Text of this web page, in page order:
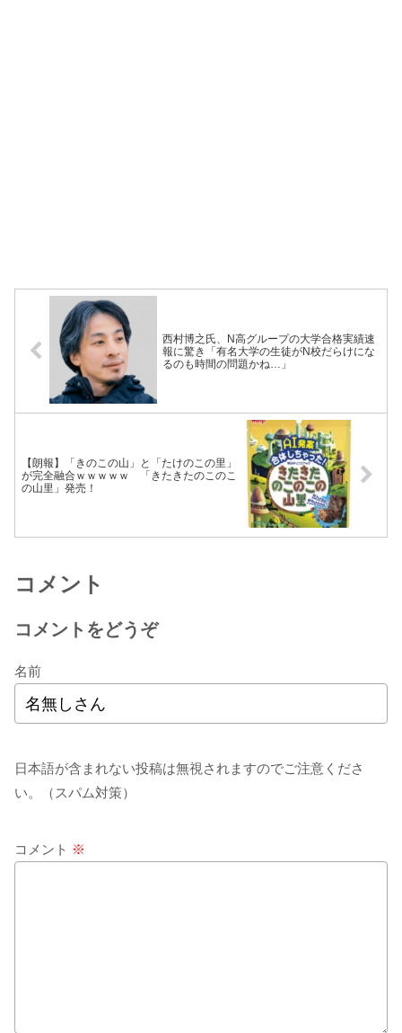
西村博之氏、N高グループの大学合格実績速
報に驚き「有名大学の生徒がN校だらけにな
るのも時間の問題かね…」
【朗報】「きのこの山」と「たけのこの里」
が完全融合ｗｗｗｗｗ 「きたきたのこのこ
の山里」発売！
コメント
コメントをどうぞ
コメント ※
名前
日本語が含まれない投稿は無視されますのでご注意くださ
い。（スパム対策）